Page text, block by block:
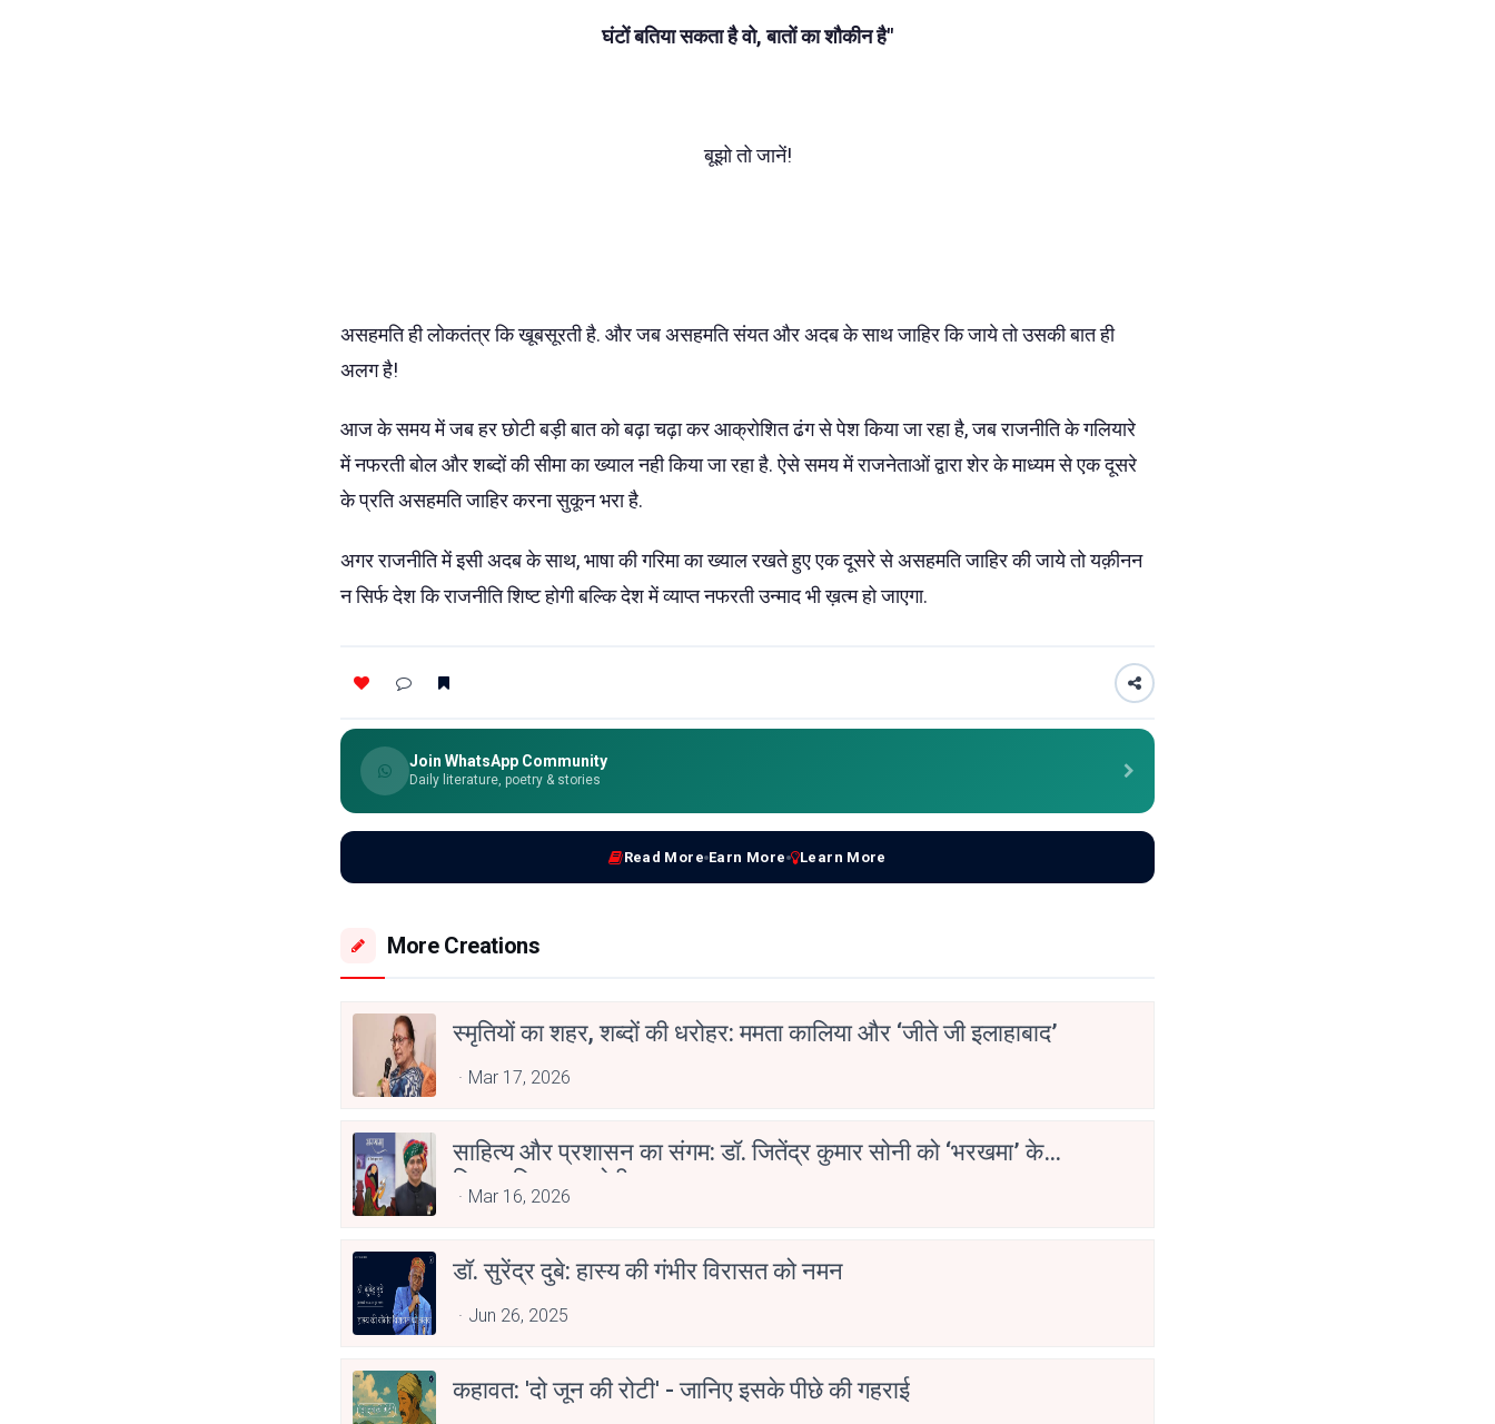
घंटों बतिया सकता है वो, बातों का शौकीन है"
बूझो तो जानें!
असहमति ही लोकतंत्र कि खूबसूरती है. और जब असहमति संयत और अदब के साथ जाहिर कि जाये तो उसकी बात ही
अलग है!
आज के समय में जब हर छोटी बड़ी बात को बढ़ा चढ़ा कर आक्रोशित ढंग से पेश किया जा रहा है, जब राजनीति के गलियारे
में नफरती बोल और शब्दों की सीमा का ख्याल नही किया जा रहा है. ऐसे समय में राजनेताओं द्वारा शेर के माध्यम से एक दूसरे
के प्रति असहमति जाहिर करना सुकून भरा है.
अगर राजनीति में इसी अदब के साथ, भाषा की गरिमा का ख्याल रखते हुए एक दूसरे से असहमति जाहिर की जाये तो यक़ीनन
न सिर्फ देश कि राजनीति शिष्ट होगी बल्कि देश में व्याप्त नफरती उन्माद भी ख़त्म हो जाएगा.
Join WhatsApp Community
Daily literature, poetry & stories
Read More Earn More Learn More
More Creations
स्मृतियों का शहर, शब्दों की धरोहर: ममता कालिया और ‘जीते जी इलाहाबाद’
Mar 17, 2026
साहित्य और प्रशासन का संगम: डॉ. जितेंद्र कुमार सोनी को ‘भरखमा’ के
लिए साहित्य अकादेमी पुरस्कार
Mar 16, 2026
डॉ. सुरेंद्र दुबे: हास्य की गंभीर विरासत को नमन
Jun 26, 2025
कहावत: 'दो जून की रोटी' - जानिए इसके पीछे की गहराई